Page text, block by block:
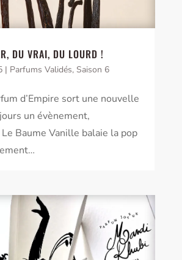
DU VRAI, DU LOURD !
| Parfums Validés, Saison 6
d’Empire sort une nouvelle
un évènement,
Le Baume Vanille balaie la pop